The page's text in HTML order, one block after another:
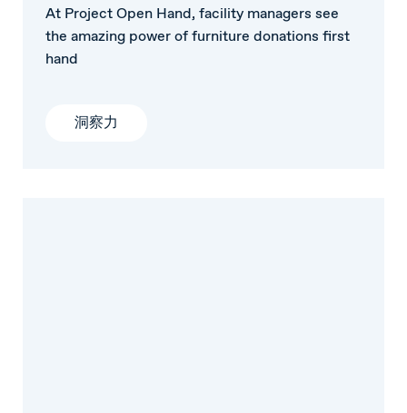
At Project Open Hand, facility managers see
the amazing power of furniture donations first
hand
洞察力